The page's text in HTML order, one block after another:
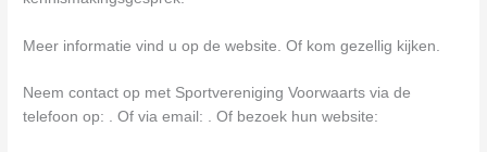
Meer informatie vind u op de website. Of kom gezellig kijken.
Neem contact op met Sportvereniging Voorwaarts via de
telefoon op: . Of via email: . Of bezoek hun website: